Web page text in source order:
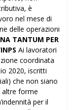
è
nel mese di
delle operazioni
TANTUM PER
Ai lavoratori
coordinata
2020, iscritti
che non siano
altre forme
per il